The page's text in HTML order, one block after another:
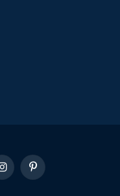
InstagramPinterest